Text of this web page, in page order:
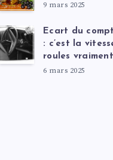
9 mars 2025
Ecart du
: c’est la
roules
6 mars 2025